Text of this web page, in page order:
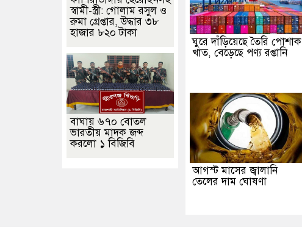
ঘুরে দাঁড়িয়েছে তৈরি পোশাক
খাত, বেড়েছে পণ্য রপ্তানি
আগস্ট মাসের জ্বালানি
তেলের দাম ঘোষণা
স্বামী-স্ত্রী: গোলাম রসুল ও
রুমা গ্রেপ্তার, উদ্ধার ৩৮
হাজার ৮২০ টাকা
বাঘায় ৬৭০ বোতল
ভারতীয় মাদক জব্দ
করলো ১ বিজিবি